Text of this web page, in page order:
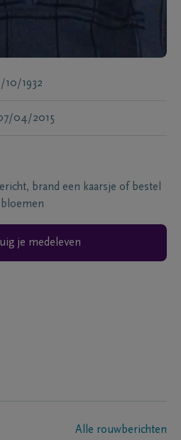
10/1932
04/2015
brand een kaarsje of bestel
bloemen
je medeleven
Alle rouwberichten